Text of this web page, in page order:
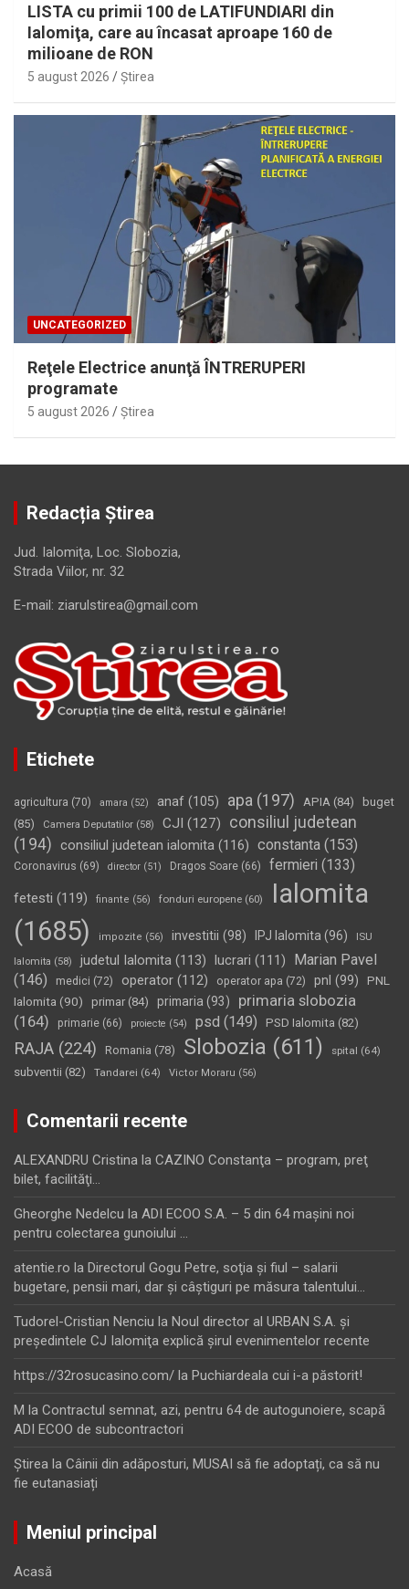
LISTA cu primii 100 de LATIFUNDIARI din
Ialomiţa, care au încasat aproape 160 de
milioane de RON
5 august 2026 Ştirea
UNCATEGORIZED
Reţele Electrice anunţă ÎNTRERUPERI
programate
5 august 2026 Ştirea
Redacția Știrea
Jud. Ialomiţa, Loc. Slobozia,
Strada Viilor, nr. 32
E-mail: ziarulstirea@gmail.com
Etichete
agricultura (70) amara (52) anaf (105) apa (197) APIA (84)
buget
(85)
Camera Deputatilor (58) CJI (127)
consiliul judetean
(194) consiliul judetean ialomita (116) constanta (153)
Coronavirus (69) director (51) Dragos Soare (66) fermieri (133)
fetesti (119) finante (56) fonduri europene (60)
Ialomita
(1685)
impozite (56) investitii (98) IPJ Ialomita (96) ISU
Ialomita (58) judetul Ialomita (113) lucrari (111)
Marian Pavel
(146)
medici (72) operator (112) operator apa (72) pnl (99)
PNL
Ialomita (90) primar(84) primaria (93)
primaria slobozia
(164)
primarie (66) proiecte (54) psd (149) PSD Ialomita (82)
RAJA (224) Romania (78) Slobozia (611) spital (64)
subventii (82) Tandarei (64) Victor Moraru (56)
Comentarii recente
ALEXANDRU Cristina la CAZINO Constanţa – program, preţ
bilet, facilităţi…
Gheorghe Nedelcu la ADI ECOO S.A. – 5 din 64 maşini noi
pentru colectarea gunoiului …
atentie.ro la Directorul Gogu Petre, soţia şi fiul – salarii
bugetare, pensii mari, dar şi câştiguri pe măsura talentului…
Tudorel-Cristian Nenciu la Noul director al URBAN S.A. şi
preşedintele CJ Ialomiţa explică şirul evenimentelor recente
https://32rosucasino.com/ la Puchiardeala cui i-a păstorit!
M la Contractul semnat, azi, pentru 64 de autogunoiere, scapă
ADI ECOO de subcontractori
Ştirea la Câinii din adăposturi, MUSAI să fie adoptați, ca să nu
fie eutanasiați
Meniul principal
Acasă